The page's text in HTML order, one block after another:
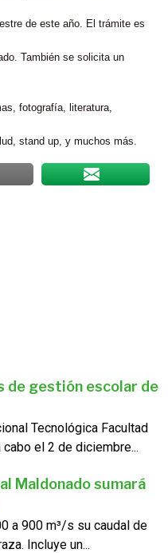
de este año. El trámite es
También se solicita un
fotografía, literatura,
stand up, y muchos más.
de gestión escolar de
Tecnológica Facultad
el 2 de diciembre...
Maldonado sumará
a 900 m³/s su caudal de
Incluye un...